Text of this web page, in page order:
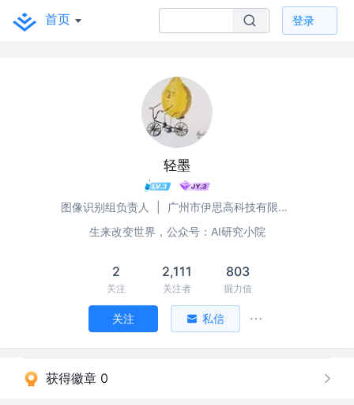
首页 登录
轻墨
图像识别组负责人
广州市伊思高科技有限公司
生来改变世界，公众号：AI研究小院
2
关注
2,111
关注者
803
掘力值
关注 私信
获得徽章 0